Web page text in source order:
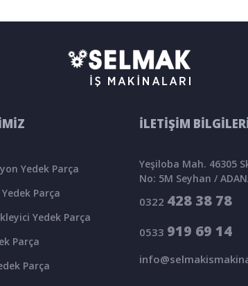
Yedek Parça
Parça
Yedek Parça
Parça
Parça
İLETİŞİM
Yeşiloba Mah. 46305
No: 5M Seyhan /
0322 428 38 78
0533 919 69 14